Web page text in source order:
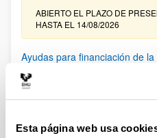
Esta página web usa
ABIERTO EL PLAZO DE
HASTA EL 14/08/2026
Ayudas para financiación de
infraestructura científica y
UPV/EHU 2026
Trámite abierto
25/03/2026: Corrección de
solicitudes admitidas y